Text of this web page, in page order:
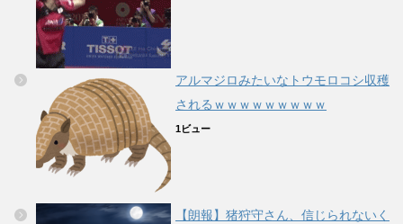
アルマジロみたいなトウモロコシ収穫
されるｗｗｗｗｗｗｗｗｗ
1ビュー
【朗報】猪狩守さん、信じられないく